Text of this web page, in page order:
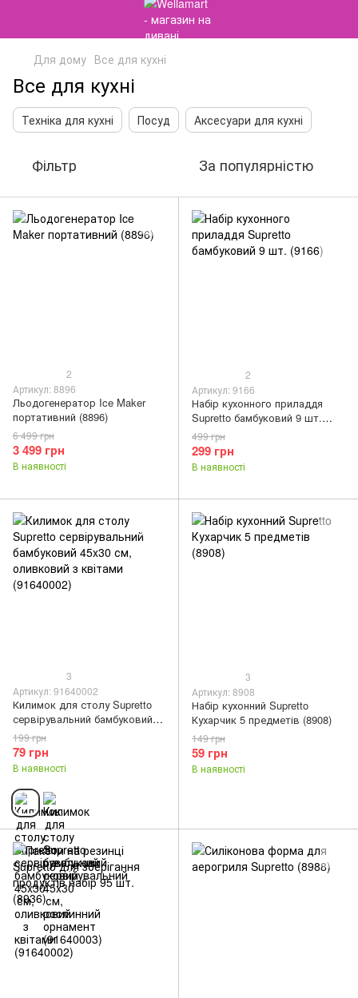
Для дому Все для кухні
Все для кухні
Техніка для кухні Посуд Аксесуари для кухні
Фільтр За популярністю
2
Артикул: 8896
Льодогенератор Ice Maker
портативний (8896)
3 499 грн
6 499 грн
В наявності
2
Артикул: 9166
Набір кухонного приладдя
Supretto бамбуковий 9 шт.
(9166)
299 грн
499 грн
В наявності
3
Артикул: 91640002
Килимок для столу Supretto
сервірувальний бамбуковий
45x30 см, оливковий з
квітами (91640002)
79 грн
199 грн
В наявності
3
Артикул: 8908
Набір кухонний Supretto
Кухарчик 5 предметів (8908)
59 грн
149 грн
В наявності